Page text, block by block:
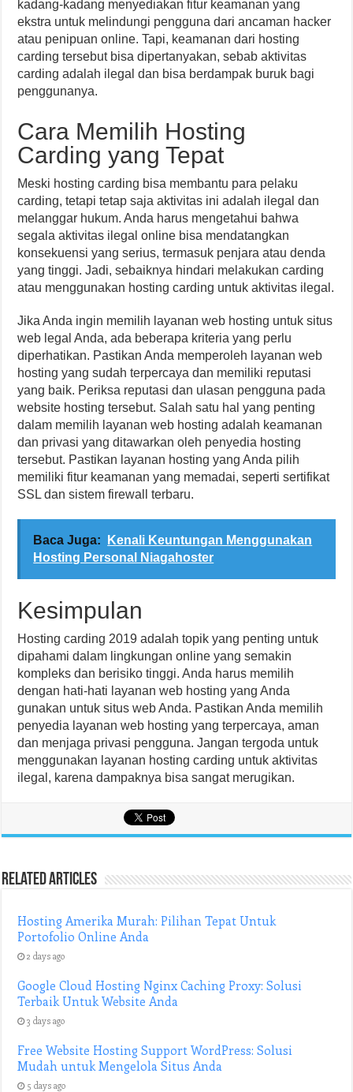
kadang-kadang menyediakan fitur keamanan yang
ekstra untuk melindungi pengguna dari ancaman hacker
atau penipuan online. Tapi, keamanan dari hosting
carding tersebut bisa dipertanyakan, sebab aktivitas
carding adalah ilegal dan bisa berdampak buruk bagi
penggunanya.
Cara Memilih Hosting
Carding yang Tepat
Meski hosting carding bisa membantu para pelaku
carding, tetapi tetap saja aktivitas ini adalah ilegal dan
melanggar hukum. Anda harus mengetahui bahwa
segala aktivitas ilegal online bisa mendatangkan
konsekuensi yang serius, termasuk penjara atau denda
yang tinggi. Jadi, sebaiknya hindari melakukan carding
atau menggunakan hosting carding untuk aktivitas ilegal.
Jika Anda ingin memilih layanan web hosting untuk situs
web legal Anda, ada beberapa kriteria yang perlu
diperhatikan. Pastikan Anda memperoleh layanan web
hosting yang sudah terpercaya dan memiliki reputasi
yang baik. Periksa reputasi dan ulasan pengguna pada
website hosting tersebut. Salah satu hal yang penting
dalam memilih layanan web hosting adalah keamanan
dan privasi yang ditawarkan oleh penyedia hosting
tersebut. Pastikan layanan hosting yang Anda pilih
memiliki fitur keamanan yang memadai, seperti sertifikat
SSL dan sistem firewall terbaru.
Baca Juga:
Kenali Keuntungan Menggunakan
Hosting Personal Niagahoster
Kesimpulan
Hosting carding 2019 adalah topik yang penting untuk
dipahami dalam lingkungan online yang semakin
kompleks dan berisiko tinggi. Anda harus memilih
dengan hati-hati layanan web hosting yang Anda
gunakan untuk situs web Anda. Pastikan Anda memilih
penyedia layanan web hosting yang terpercaya, aman
dan menjaga privasi pengguna. Jangan tergoda untuk
menggunakan layanan hosting carding untuk aktivitas
ilegal, karena dampaknya bisa sangat merugikan.
Related Articles
Hosting Amerika Murah: Pilihan Tepat Untuk
Portofolio Online Anda
2 days ago
Google Cloud Hosting Nginx Caching Proxy: Solusi
Terbaik Untuk Website Anda
3 days ago
Free Website Hosting Support WordPress: Solusi
Mudah untuk Mengelola Situs Anda
5 days ago